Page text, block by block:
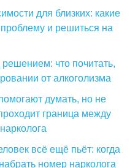
для близких: какие
проблему и решиться на
что почитать,
от алкоголизма
думать, но не
граница между
всё ещё пьёт: когда
номер нарколога